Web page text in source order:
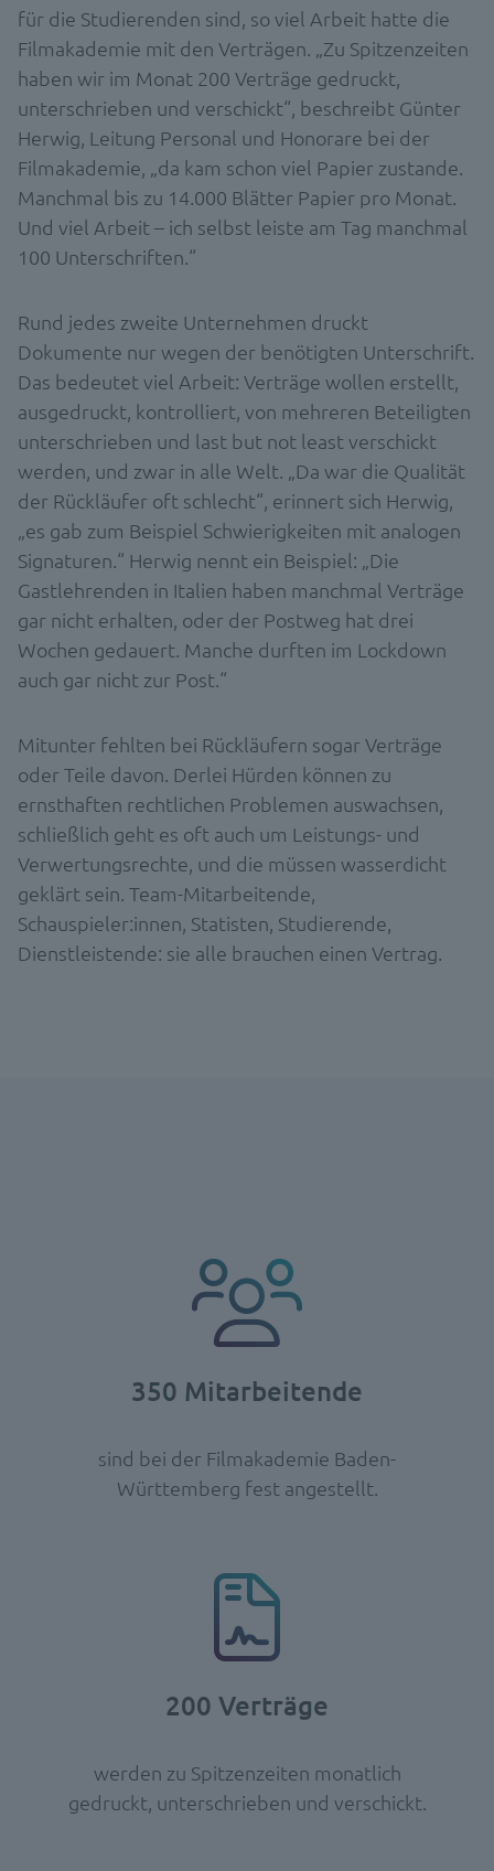
für die Studierenden sind, so viel Arbeit hatte die
Filmakademie mit den Verträgen. „Zu Spitzenzeiten
haben wir im Monat 200 Verträge gedruckt,
unterschrieben und verschickt“, beschreibt Günter
Herwig, Leitung Personal und Honorare bei der
Filmakademie, „da kam schon viel Papier zustande.
Manchmal bis zu 14.000 Blätter Papier pro Monat.
Und viel Arbeit – ich selbst leiste am Tag manchmal
100 Unterschriften.“
Rund jedes zweite Unternehmen druckt
Dokumente nur wegen der benötigten Unterschrift.
Das bedeutet viel Arbeit: Verträge wollen erstellt,
ausgedruckt, kontrolliert, von mehreren Beteiligten
unterschrieben und last but not least verschickt
werden, und zwar in alle Welt. „Da war die Qualität
der Rückläufer oft schlecht“, erinnert sich Herwig,
„es gab zum Beispiel Schwierigkeiten mit analogen
Signaturen.“ Herwig nennt ein Beispiel: „Die
Gastlehrenden in Italien haben manchmal Verträge
gar nicht erhalten, oder der Postweg hat drei
Wochen gedauert. Manche durften im Lockdown
auch gar nicht zur Post.“
Mitunter fehlten bei Rückläufern sogar Verträge
oder Teile davon. Derlei Hürden können zu
ernsthaften rechtlichen Problemen auswachsen,
schließlich geht es oft auch um Leistungs- und
Verwertungsrechte, und die müssen wasserdicht
geklärt sein. Team-Mitarbeitende,
Schauspieler:innen, Statisten, Studierende,
Dienstleistende: sie alle brauchen einen Vertrag.
350 Mitarbeitende
sind bei der Filmakademie Baden-
Württemberg fest angestellt.
200 Verträge
werden zu Spitzenzeiten monatlich
gedruckt, unterschrieben und verschickt.